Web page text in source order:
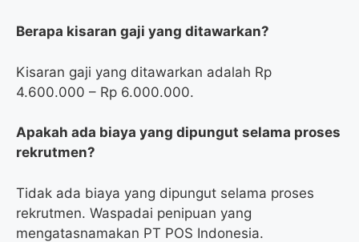
Berapa kisaran gaji yang ditawarkan?
Kisaran gaji yang ditawarkan adalah Rp
4.600.000 – Rp 6.000.000.
Apakah ada biaya yang dipungut selama proses
rekrutmen?
Tidak ada biaya yang dipungut selama proses
rekrutmen. Waspadai penipuan yang
mengatasnamakan PT POS Indonesia.